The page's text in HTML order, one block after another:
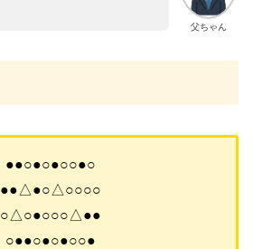
父ちゃん
●●○●○●○○●○
●●△●○△○○○○
○△○●○○○△●●
○●●○●○●○○●